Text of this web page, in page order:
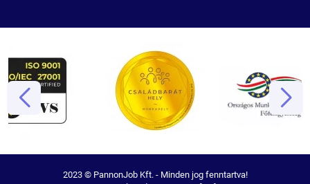
2023 © PannonJob Kft. - Minden jog fenntartva!